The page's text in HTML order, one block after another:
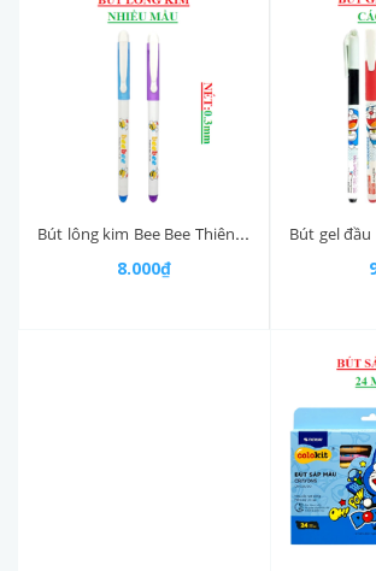
Bút lông kim Bee Bee Thiên Long FL-04
8.000₫